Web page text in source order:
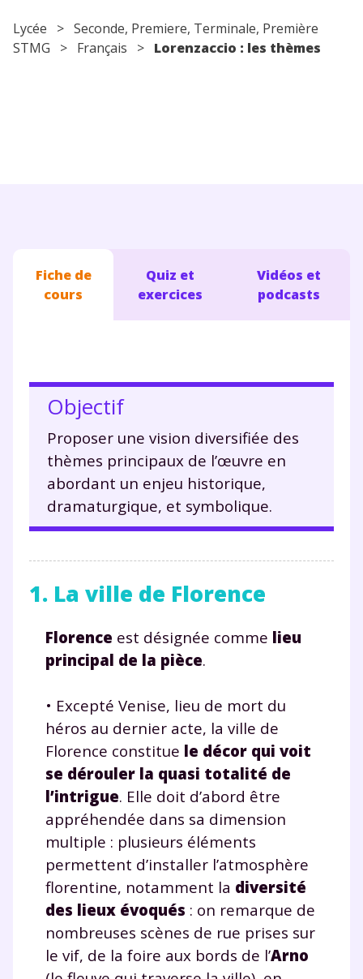
Lycée > Seconde, Premiere, Terminale, Première
STMG > Français > Lorenzaccio : les thèmes
Fiche de
cours
Quiz et
exercices
Vidéos et
podcasts
Objectif
Proposer une vision diversifiée des
thèmes principaux de l’œuvre en
abordant un enjeu historique,
dramaturgique, et symbolique.
1. La ville de Florence
Florence est désignée comme lieu
principal de la pièce.
• Excepté Venise, lieu de mort du
héros au dernier acte, la ville de
Florence constitue le décor qui voit
se dérouler la quasi totalité de
l’intrigue. Elle doit d’abord être
appréhendée dans sa dimension
multiple : plusieurs éléments
permettent d’installer l’atmosphère
florentine, notamment la diversité
des lieux évoqués : on remarque de
nombreuses scènes de rue prises sur
le vif, de la foire aux bords de l’Arno